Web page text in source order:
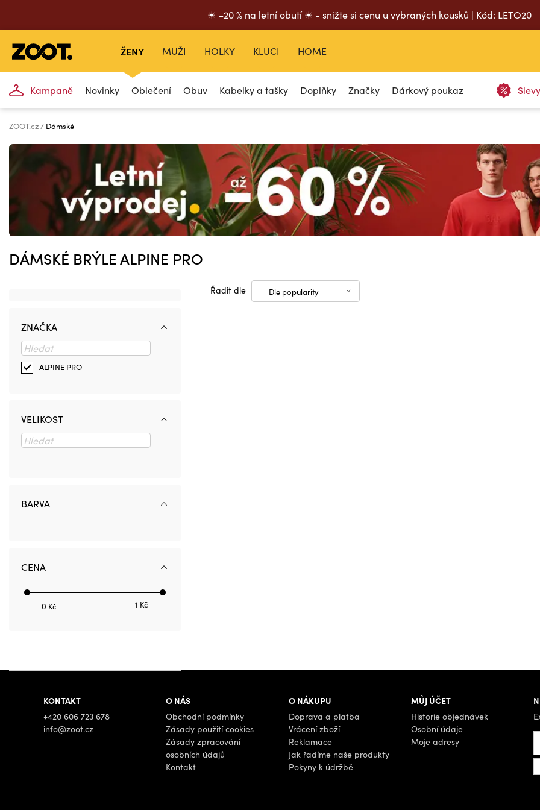
☀ –20 % na letní obutí ☀ - snižte si cenu u vybraných kousků | Kód: LETO20
ŽENY
Kampaně Novinky Oblečení Obuv Kabelky a tašky Doplňky Značky Dárkový poukaz
MUŽI HOLKY KLUCI HOME
ZOOT.cz Dámské
DÁMSKÉ BRÝLE ALPINE PRO
Řadit dle Dle popularity
ZNAČKA
ALPINE PRO
VELIKOST
BARVA
CENA
0 Kč 1 Kč
KONTAKT
+420 606 723 678
info@zoot.cz
O NÁS
Obchodní podmínky
Zásady použití cookies
Zásady zpracování
osobních údajů
Kontakt
O NÁKUPU
Doprava a platba
Vrácení zboží
Reklamace
Jak řadíme naše produkty
Pokyny k údržbě
MŮJ ÚČET
Historie objednávek
Osobní údaje
Moje adresy